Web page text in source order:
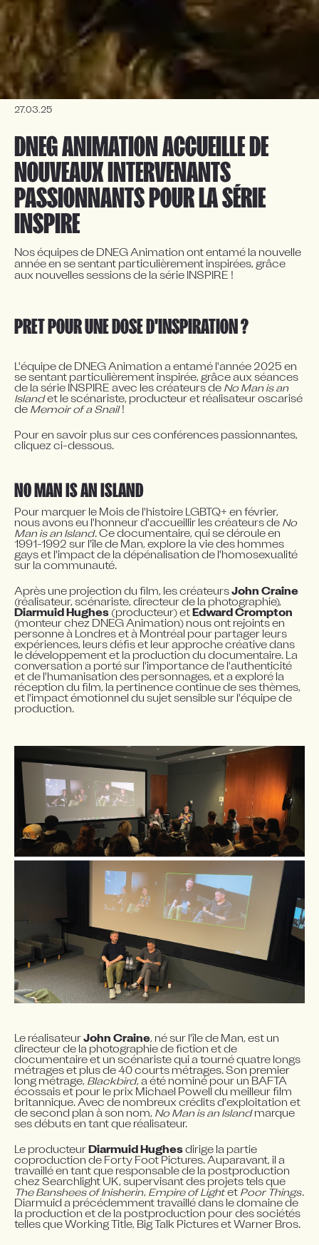
DNEG ANIMATION ACCUEILLE DE
NOUVEAUX INTERVENANTS
PASSIONNANTS POUR LA SÉRIE
INSPIRE
Nos équipes de DNEG Animation ont entamé la nouvelle
année en se sentant particulièrement inspirées, grâce
aux nouvelles sessions de la série INSPIRE !
27.03.25
PRÊT POUR UNE DOSE D'INSPIRATION ?
L'équipe de DNEG Animation a entamé l'année 2025 en
se sentant particulièrement inspirée, grâce aux séances
de la série INSPIRE avec les créateurs de No Man is an
Island et le scénariste, producteur et réalisateur oscarisé
de Memoir of a Snail !
Pour en savoir plus sur ces conférences passionnantes,
cliquez ci-dessous.
NO MAN IS AN ISLAND
Pour marquer le Mois de l'histoire LGBTQ+ en février,
nous avons eu l'honneur d'accueillir les créateurs de No
Man is an Island. Ce documentaire, qui se déroule en
1991-1992 sur l'île de Man, explore la vie des hommes
gays et l'impact de la dépénalisation de l'homosexualité
sur la communauté.
Après une projection du film, les créateurs John Craine
Diarmuid Hughes (producteur) et Edward Crompton
(monteur chez DNEG Animation) nous ont rejoints en
personne à Londres et à Montréal pour partager leurs
expériences, leurs défis et leur approche créative dans
le développement et la production du documentaire. La
conversation a porté sur l'importance de l'authenticité
et de l'humanisation des personnages, et a exploré la
réception du film, la pertinence continue de ses thèmes,
et l'impact émotionnel du sujet sensible sur l'équipe de
production.
Le réalisateur John Craine, né sur l'île de Man, est un
directeur de la photographie de fiction et de
documentaire et un scénariste qui a tourné quatre longs
métrages et plus de 40 courts métrages. Son premier
long métrage, Blackbird, a été nominé pour un BAFTA
écossais et pour le prix Michael Powell du meilleur film
britannique. Avec de nombreux crédits d'exploitation et
de second plan à son nom, No Man is an Island marque
ses débuts en tant que réalisateur.
Le producteur Diarmuid Hughes dirige la partie
coproduction de Forty Foot Pictures. Auparavant, il a
travaillé en tant que responsable de la postproduction
The Banshees of Inisherin, Empire of Light et Poor Things.
Diarmuid a précédemment travaillé dans le domaine de
la production et de la postproduction pour des sociétés
telles que Working Title, Big Talk Pictures et Warner Bros.